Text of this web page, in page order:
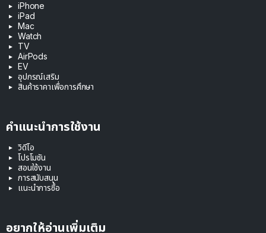
iPhone
iPad
Mac
Watch
TV
AirPods
EV
อุปกรณ์เสริม
สินค้าราคาเพื่อการศึกษา
คำแนะนำการใช้งาน
วิดีโอ
โปรโมชัน
สอนใช้งาน
การสนับสนุน
แนะนำการซื้อ
อยากให้อ่านเพิ่มเติม